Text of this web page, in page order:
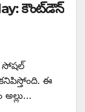
కౌంట్‌డౌన్
సోషల్
ఈ